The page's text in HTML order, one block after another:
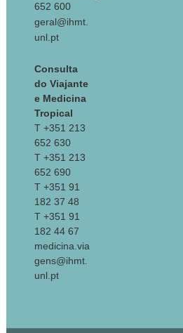
652 600
geral@ihmt.
unl.pt
Consulta
do Viajante
e Medicina
Tropical
T +351 213
652 630
T +351 213
652 690
T +351 91
182 37 48
T +351 91
182 44 67
medicina.via
gens@ihmt.
unl.pt